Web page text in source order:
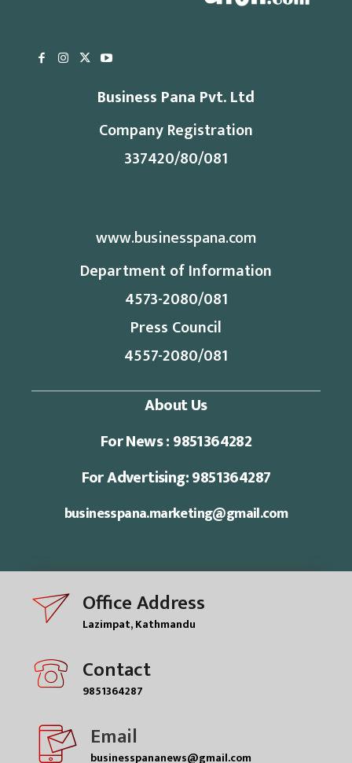
Business Pana Pvt. Ltd
Company Registration
337420/80/081
www.businesspana.com
Department of Information
4573-2080/081
Press Council
4557-2080/081
About Us
For News : 9851364282
For Advertising: 9851364287
businesspana.marketing@gmail.com
Office Address
Lazimpat, Kathmandu
Contact
9851364287
Email
businesspananews@gmail.com